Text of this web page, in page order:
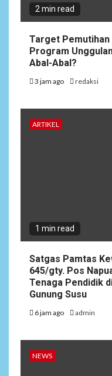
2 min read
Target
Program
Abal-Abal?
3 jam ago redaksi
ARTIKEL
1 min read
Satgas Pamtas
645/gty. Pos
Tenaga Pendidik
Gunung Susu
6 jam ago admin
NEWS